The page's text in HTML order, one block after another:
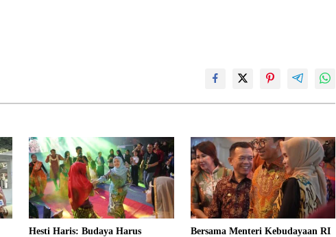
Hesti Haris: Budaya Harus
Bersama Menteri Kebudayaan RI